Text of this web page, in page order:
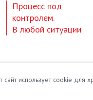
Процесс под
контролем.
В любой ситуации
оборудование
об авторских правах.
сайт использует cookie для